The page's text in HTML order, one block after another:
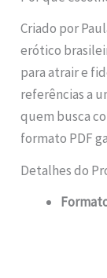
Criado por
erótico
para atrair e
referências a
quem busca
formato PDF
Detalhes do